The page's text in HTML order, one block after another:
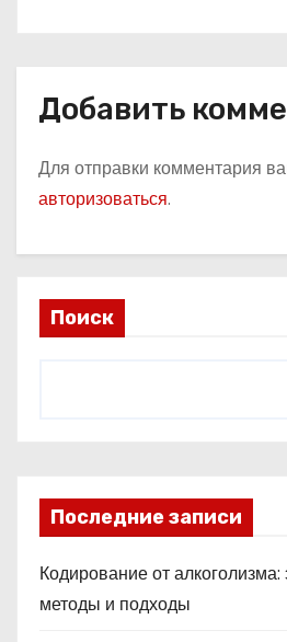
Добавить
Для отправки комментария
авторизоваться.
Поиск
Последние записи
Кодирование от
методы и подходы